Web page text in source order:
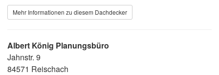
Mehr Informationen zu diesem Dachdecker
Albert König Planungsbüro
Jahnstr. 9
84571 Reischach